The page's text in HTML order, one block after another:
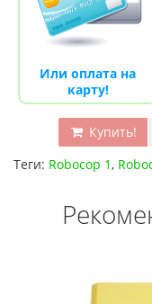
Или оплата на
карту!
Купить!
Теги: Robocop 1,